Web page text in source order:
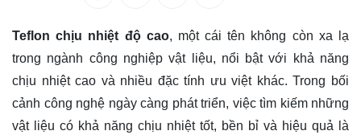
Teflon chịu nhiệt độ cao, một cái tên không còn xa lạ
trong ngành công nghiệp vật liệu, nổi bật với khả năng
chịu nhiệt cao và nhiều đặc tính ưu việt khác. Trong bối
cảnh công nghệ ngày càng phát triển, việc tìm kiếm những
vật liệu có khả năng chịu nhiệt tốt, bền bỉ và hiệu quả là